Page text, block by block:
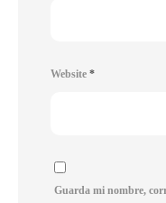
Website *
Guarda mi nombre,